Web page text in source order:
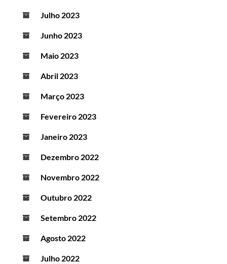
Julho 2023
Junho 2023
Maio 2023
Abril 2023
Março 2023
Fevereiro 2023
Janeiro 2023
Dezembro 2022
Novembro 2022
Outubro 2022
Setembro 2022
Agosto 2022
Julho 2022